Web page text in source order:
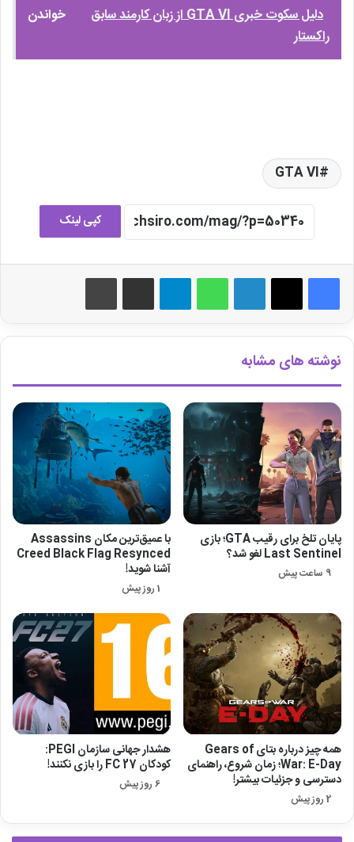
خواندن
دلیل سکوت خبری GTA VI از زبان کارمند سابق
راکستار
GTA VI
کپی لینک
لینکدین واتس آپ تلگرام اشتراک گذاری از طریق ایمیل
نوشته های مشابه
پایان تلخ برای رقیب GTA؛ بازی
Last Sentinel لغو شد؟
9 ساعت پیش
با عمیق‌ترین مکان Assassins
Creed Black Flag Resynced
آشنا شوید!
1 روز پیش
همه چیز درباره بتای Gears of
War: E-Day؛ زمان شروع، راهنمای
دسترسی و جزئیات بیشتر!
2 روز پیش
هشدار جهانی سازمان PEGI:
کودکان FC 27 را بازی نکنند!
6 روز پیش